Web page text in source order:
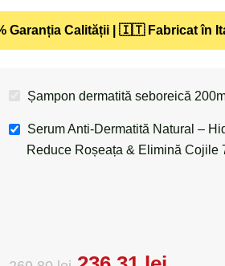
Garanția Calității | 🇮🇹 Fabricat în
Șampon dermatită seboreică
Serum Anti-Dermatită Natural –
Reduce Roșeața & Elimină Cojile